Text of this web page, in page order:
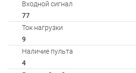
Входной сигнал
77
Ток нагрузки
9
Наличие пульта
4